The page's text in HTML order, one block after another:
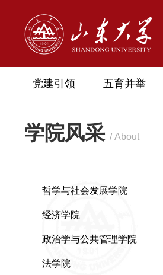
党建引领 五育并举
学院风采 / About
哲学与社会发展学院
经济学院
政治学与公共管理学院
法学院